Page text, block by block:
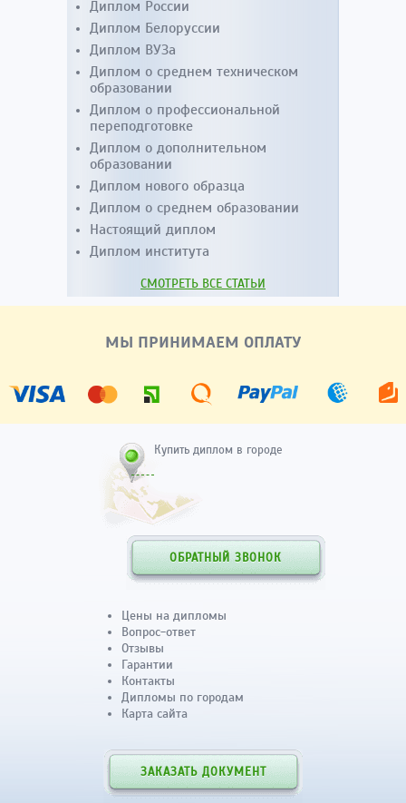
Диплом России
Диплом Белоруссии
Диплом ВУЗа
Диплом о среднем техническом
образовании
Диплом о профессиональной
переподготовке
Диплом о дополнительном
образовании
Диплом нового образца
Диплом о среднем образовании
Настоящий диплом
Диплом института
СМОТРЕТЬ ВСЕ СТАТЬИ
МЫ ПРИНИМАЕМ ОПЛАТУ
Купить диплом в городе
ОБРАТНЫЙ ЗВОНОК
Цены на дипломы
Вопрос-ответ
Отзывы
Гарантии
Контакты
Дипломы по городам
Карта сайта
ЗАКАЗАТЬ ДОКУМЕНТ